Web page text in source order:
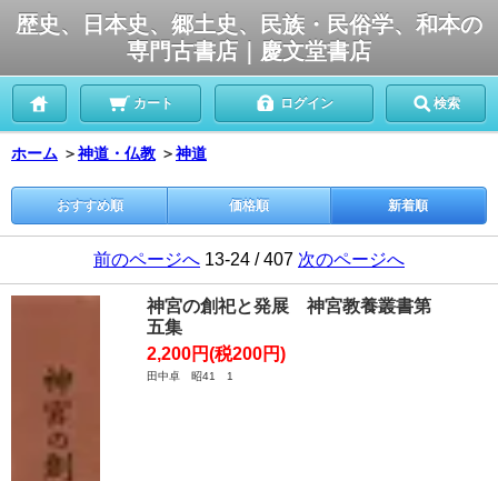
歴史、日本史、郷土史、民族・民俗学、和本の
専門古書店｜慶文堂書店
カート ログイン 検索
ホーム ＞神道・仏教 ＞神道
おすすめ順 価格順 新着順
前のページへ 13-24 / 407 次のページへ
神宮の創祀と発展 神宮教養叢書第
五集
2,200円(税200円)
田中卓 昭41 1